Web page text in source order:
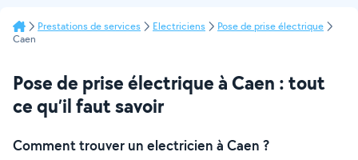
Prestations de services Electriciens
Pose de prise électrique
Caen
Pose de prise électrique à Caen : tout
ce qu’il faut savoir
Comment trouver un electricien à Caen ?